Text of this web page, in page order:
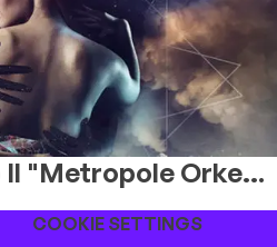
Il "Metropole Orkest
COOKIE SETTINGS